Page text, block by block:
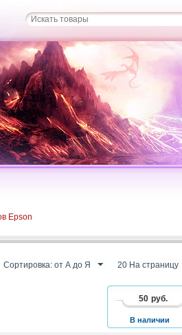
Epson
Сортировка: от А до Я 20 На страницу
50 руб.
В наличии